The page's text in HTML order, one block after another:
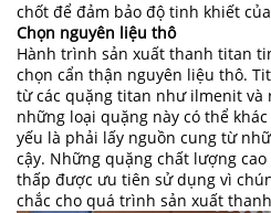
chốt để đảm bảo độ tinh khiết
Chọn nguyên liệu thô
Hành trình sản xuất thanh titan
chọn cẩn thận nguyên liệu thô.
từ các quặng titan như ilmenit và
những loại quặng này có thể
yếu là phải lấy nguồn cung từ
cậy. Những quặng chất lượng
thấp được ưu tiên sử dụng vì
chắc cho quá trình sản xuất